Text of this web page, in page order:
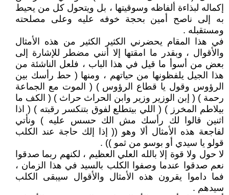
إكماله لبذاءة ألفاظه وسوقيتها ، بل ويتحول كل من يحيط
به إلى ناصح أمين بحجة خوفه عليه وعلى مصلحته
ومستقبله .
في هذا المقام يحضرني الكثير الكثير من هذه الأمثال
والأقوال ، وبقدر ما امقتها إلا أنني مضطر للإشارة إلى
بعض من أسوأ ما قيل في هذا الباب ، فلعل الناشئة من
هذا الجيل يلفظونها من حياتهم ، ومنها ( حط رأسك بين
الرؤوس وقول يا قطاع الرؤوس ) ( الموت مع الجماعة
رحمة ) ( إبن الوزير وزير وابن الحراث حراث ) ( الكف ما
بيلاطم المخرز ) ( اللي بيتطلع لفوق بتنكسر رقبته ) ( اذا
اثنين قالوا لك رأسك مش الك حسس عليه ) ونأتي
لفاجعة هذه الأمثال ألا وهو (( إذا إلك حاجة عند الكلب
قولو يا سيدي أو بوسو من ثمو )) .
لا حول ولا قوة إلا بالله العلي العظيم ، لكنهم ربما صدقوا
نعم صدقوا عندما وصفوا الكلب بالسيد في هذا الزمان ،
فما داموا يقرون هذه الأمثال والأقوال سيبقى الكلب
سيدهم .